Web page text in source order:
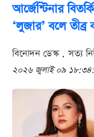
আর্জেন্টিনার
‘লুজার’ বলে তীব্র
বিনোদন ডেস্ক . সত্য
২০২৬ জুলাই ০৯